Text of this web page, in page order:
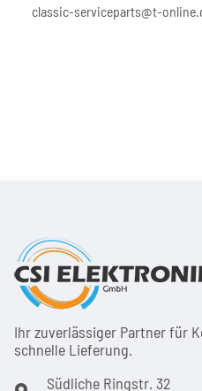
classic-serviceparts@t-
Ihr zuver­läs­siger Partner für
schnel­le Lie­ferung.
Südliche Ringstr. 32